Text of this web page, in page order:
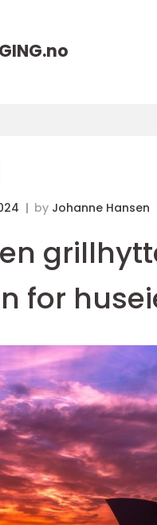
no
by Johanne Hansen
for